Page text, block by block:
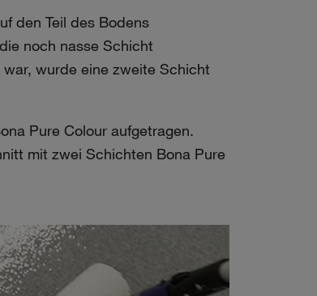
den Teil des Bodens
noch nasse Schicht
wurde eine zweite Schicht
Pure Colour aufgetragen.
mit zwei Schichten Bona Pure